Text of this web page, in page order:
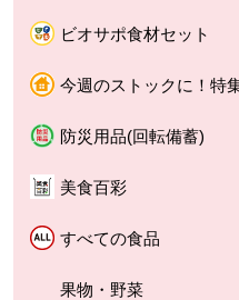
ビオサポ食材セット
今週のストックに！特
防災用品(回転備蓄)
美食百彩
すべての食品
果物・野菜